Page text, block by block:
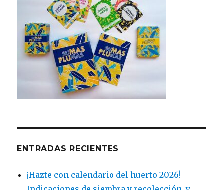
ENTRADAS RECIENTES
¡Hazte con calendario del huerto 2026!